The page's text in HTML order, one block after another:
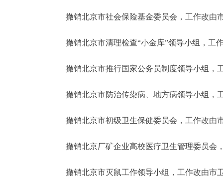
撤销北京市社会保险基金委员会，工作改由
撤销北京市清理检查“小金库”领导小组，工
撤销北京市推行国家公务员制度领导小组，
撤销北京市防治传染病、地方病领导小组，
撤销北京市初级卫生保健委员会，工作改由
撤销北京厂矿企业高校医疗卫生管理委员会
撤销北京市灭鼠工作领导小组，工作改由市